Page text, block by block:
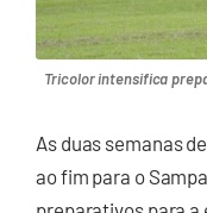
Tricolor intensifica
As duas semanas
ao fim para o